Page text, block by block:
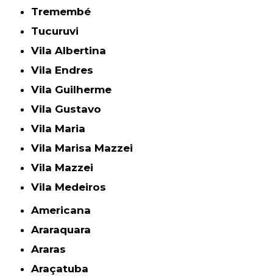
Tremembé
Tucuruvi
Vila Albertina
Vila Endres
Vila Guilherme
Vila Gustavo
Vila Maria
Vila Marisa Mazzei
Vila Mazzei
Vila Medeiros
Americana
Araraquara
Araras
Araçatuba